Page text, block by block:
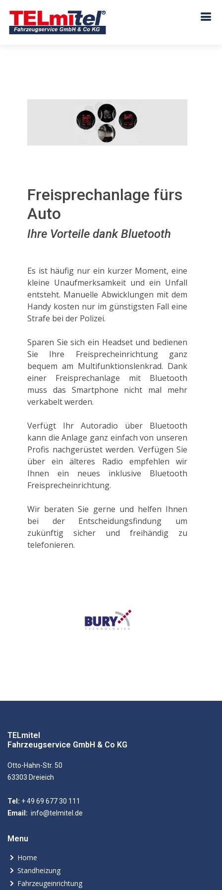
Freisprechanlage fürs
Auto
Ihre Vorteile dank Bluetooth
Es ist häufig nur ein kurzer Moment, eine
kleine Unaufmerksamkeit und ein Unfall
entsteht. Manuelle Abwicklungen mit dem
Handy kosten nur im günstigsten Fall eine
Strafe bei der Polizei.
Sparen Sie sich ein Headset und bedienen
Sie Ihre Freisprecheinrichtung ganz
bequem am Multifunktionslenkrad. Dank
einer Freisprechanlage mit Bluetooth
muss das Smartphone nicht mal mehr
verkabelt werden.
Verfügt Ihr Autoradio über Bluetooth
kann die Anlage ganz einfach von unseren
Profis nachgerüstet werden. Verfügen Sie
über ein älteres Radio empfehlen wir
Ihnen ein neues inklusive Bluetooth
Freisprecheinrichtung.
Wir beraten Sie gerne und helfen Ihnen
bei der Entscheidungsfindung um
zukünftig sicher und freihändig zu
telefonieren.
TELmitel
Fahrzeugservice GmbH & Co KG
Otto-Hahn-Str. 50
63303 Dreieich
Tel: + 49 69 677 30 111
Email: info@telmitel.de
Menu
Home
Standheizung
Fahrzeugeinrichtung